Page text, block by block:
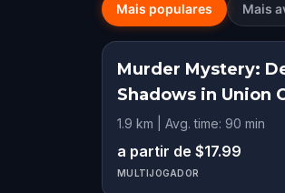
Mais populares Mais
Murder Mystery:
Shadows in Union
1.9 km | Avg. time: 90 min
a partir de $17.99
MULTIJOGADOR